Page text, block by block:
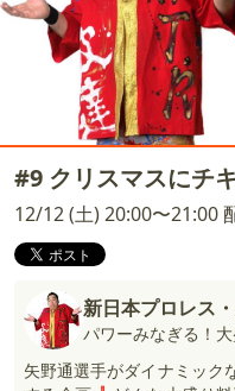
#9 クリスマスにチ
12/12 (土) 20:00〜21:00
新日本プロレス
パワーみなぎる！
矢野通選手がダイナミック